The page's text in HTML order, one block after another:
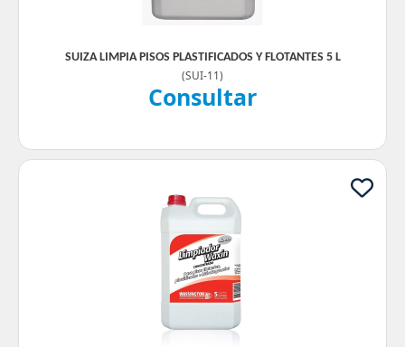
SUIZA LIMPIA PISOS PLASTIFICADOS Y FLOTANTES 5 L
(SUI-11)
Consultar